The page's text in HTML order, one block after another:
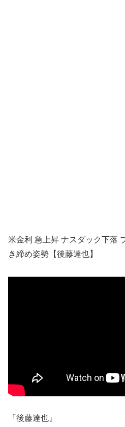
米金利 急上昇 ナスダック下落
き締め姿勢【後藤達也】
『後藤達也』